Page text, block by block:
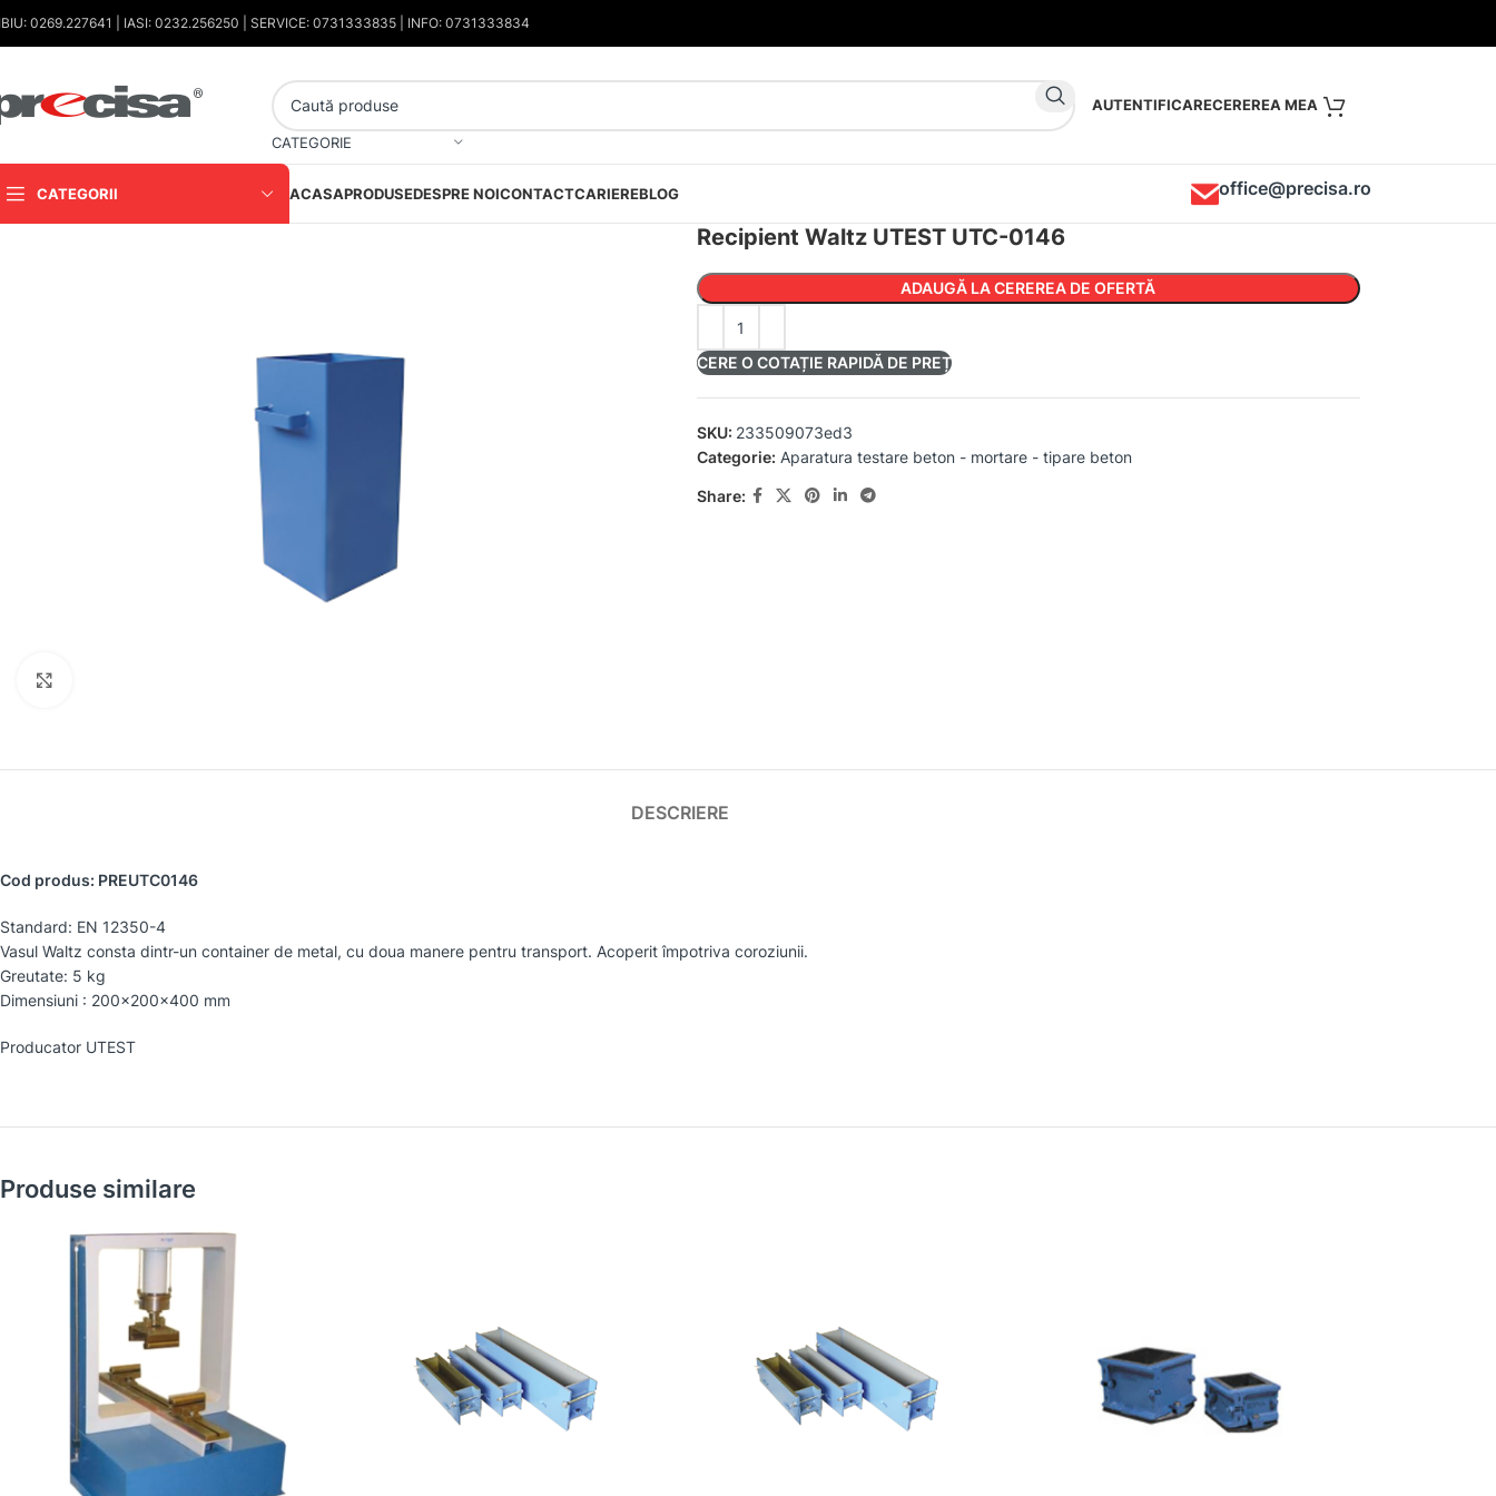
0269.227641 | IASI: 0232.256250 | SERVICE: 0731333835 | INFO: 0731333834
CATEGORIE
AUTENTIFICARE
CATEGORII ACASAPRODUSEDESPRE NOICONTACTCARIEREBLOG office@precisa.ro
Recipient Waltz UTEST UTC-0146
ADAUGĂ LA CEREREA DE OFERTĂ
CERE O COTAȚIE RAPIDĂ DE PREȚ
SKU: 233509073ed3
Categorie: Aparatura testare beton - mortare - tipare beton
Share:
DESCRIERE
Cod produs: PREUTC0146
Standard: EN 12350-4
Vasul Waltz consta dintr-un container de metal, cu doua manere pentru transport. Acoperit împotriva coroziunii.
Greutate: 5 kg
Dimensiuni : 200x200x400 mm
Producator UTEST
Produse similare